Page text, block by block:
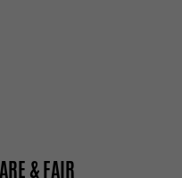
& FAIR